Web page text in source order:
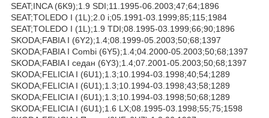
SEAT;INCA (6K9);1.9 SDI;11.1995-06.2003;47;64;1896
SEAT;TOLEDO I (1L);2.0 i;05.1991-03.1999;85;115;1984
SEAT;TOLEDO I (1L);1.9 TDI;08.1995-03.1999;66;90;1896
SKODA;FABIA I (6Y2);1.4;08.1999-05.2003;50;68;1397
SKODA;FABIA I Combi (6Y5);1.4;04.2000-05.2003;50;68;1397
SKODA;FABIA I седан (6Y3);1.4;07.2001-05.2003;50;68;1397
SKODA;FELICIA I (6U1);1.3;10.1994-03.1998;40;54;1289
SKODA;FELICIA I (6U1);1.3;10.1994-03.1998;43;58;1289
SKODA;FELICIA I (6U1);1.3;10.1994-03.1998;50;68;1289
SKODA;FELICIA I (6U1);1.6 LX;08.1995-03.1998;55;75;1598